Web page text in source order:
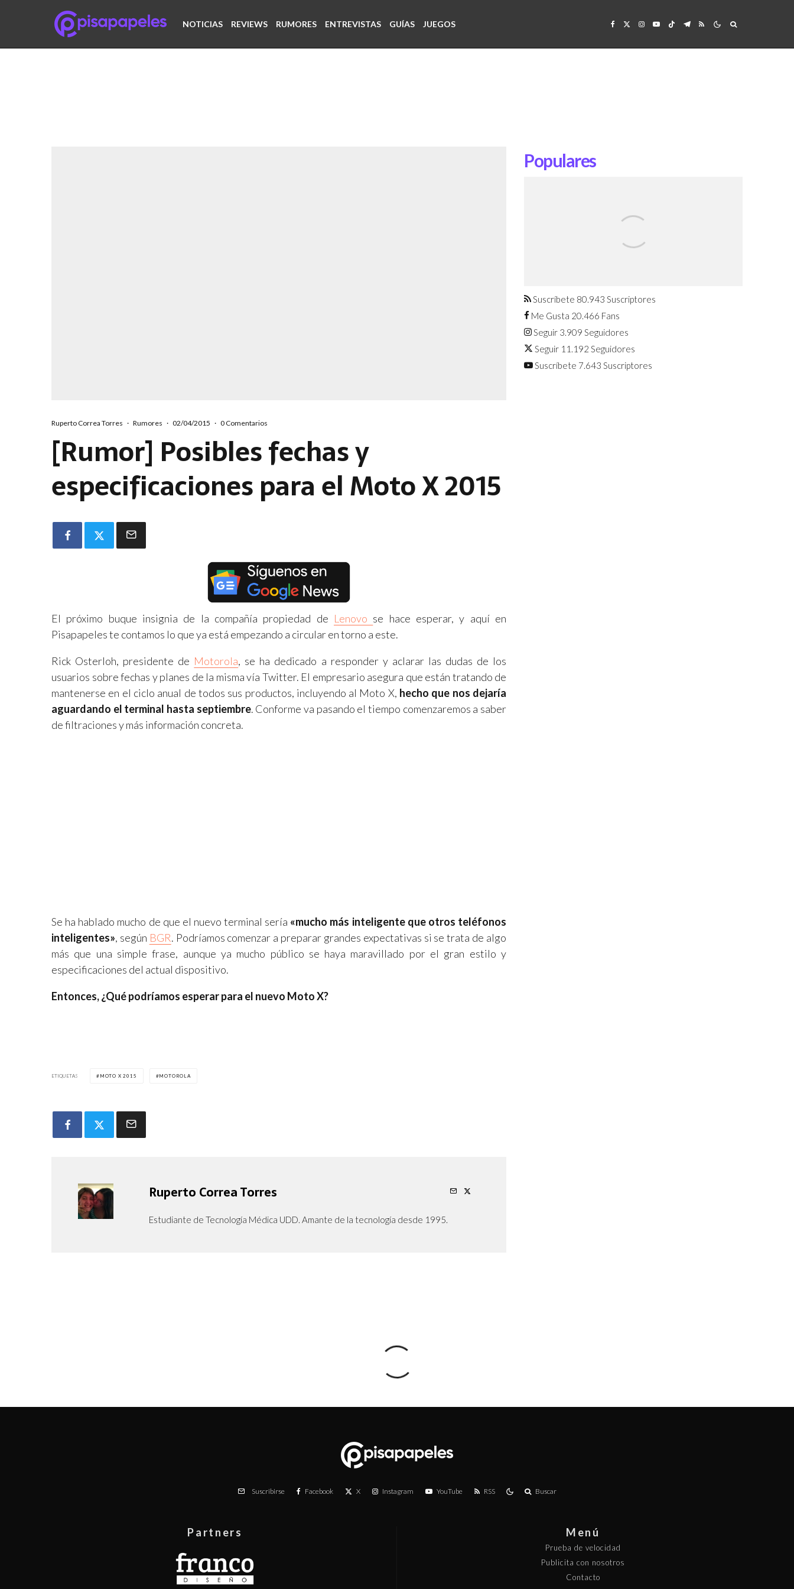
NOTICIAS REVIEWS RUMORES ENTREVISTAS GUÍAS JUEGOS
Ruperto Correa Torres · Rumores · 02/04/2015 · 0 Comentarios
[Rumor] Posibles fechas y
especificaciones para el Moto X 2015
El próximo buque insignia de la compañía propiedad de Lenovo se hace esperar, y aquí en
Pisapapeles te contamos lo que ya está empezando a circular en torno a este.
Rick Osterloh, presidente de Motorola, se ha dedicado a responder y aclarar las dudas de los
usuarios sobre fechas y planes de la misma vía Twitter. El empresario asegura que están tratando de
mantenerse en el ciclo anual de todos sus productos, incluyendo al Moto X, hecho que nos dejaría
aguardando el terminal hasta septiembre. Conforme va pasando el tiempo comenzaremos a saber
de filtraciones y más información concreta.
Se ha hablado mucho de que el nuevo terminal sería «mucho más inteligente que otros teléfonos
inteligentes», según BGR. Podríamos comenzar a preparar grandes expectativas si se trata de algo
más que una simple frase, aunque ya mucho público se haya maravillado por el gran estilo y
especificaciones del actual dispositivo.
Entonces, ¿Qué podríamos esperar para el nuevo Moto X?
ETIQUETAS MOTO X 2015 MOTOROLA
Ruperto Correa Torres
Estudiante de Tecnología Médica UDD. Amante de la tecnología desde 1995.
Populares
agosto
Suscríbete 80.943 Suscriptores
Me Gusta 20.466 Fans
Seguir 3.909 Seguidores
Seguir 11.192 Seguidores
Suscríbete 7.643 Suscriptores
Suscribirse Facebook X Instagram YouTube RSS Buscar
Partners Menú
Prueba de velocidad
Publicita con nosotros
Contacto